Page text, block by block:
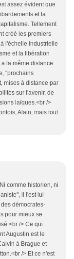
assez évident que
et la
Tellement
créé les premiers
l'échelle industrielle
et la libération
la même distance
"prochains
mises à distance par
sur l'avenir, de
laïques.<br />
Alain, mais tout
comme historien, ni
il l'est lui-
démocrates-
pour mieux se
/> Ce qui
Augustin est le
à Brague et
/> Et ce n'est